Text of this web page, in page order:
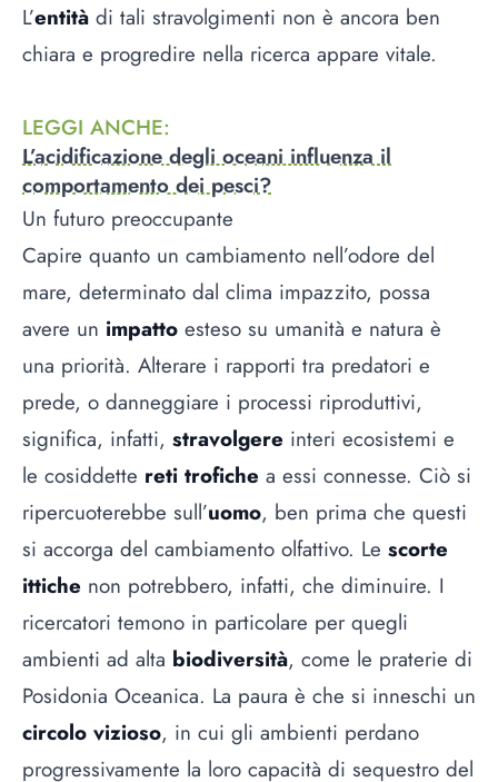
L’entità di tali stravolgimenti non è ancora ben
chiara e progredire nella ricerca appare vitale.
LEGGI ANCHE:
L’acidificazione degli oceani influenza il
comportamento dei pesci?
Un futuro preoccupante
Capire quanto un cambiamento nell’odore del
mare, determinato dal clima impazzito, possa
avere un impatto esteso su umanità e natura è
una priorità. Alterare i rapporti tra predatori e
prede, o danneggiare i processi riproduttivi,
significa, infatti, stravolgere interi ecosistemi e
le cosiddette reti trofiche a essi connesse. Ciò si
ripercuoterebbe sull’uomo, ben prima che questi
si accorga del cambiamento olfattivo. Le scorte
ittiche non potrebbero, infatti, che diminuire. I
ricercatori temono in particolare per quegli
ambienti ad alta biodiversità, come le praterie di
Posidonia Oceanica. La paura è che si inneschi un
circolo vizioso, in cui gli ambienti perdano
progressivamente la loro capacità di sequestro del